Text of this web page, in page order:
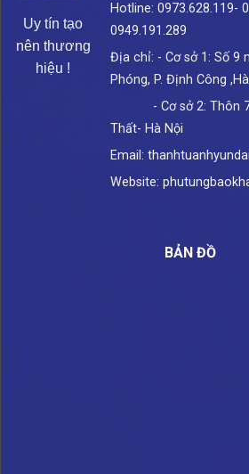
Uy tín tạo
nên thương
hiệu !
Hotline: 0973.628.119-
0949.191.289
Địa chỉ: - Cơ sở 1: Số 9
Phóng, P. Định Công
- Cơ sở 2: Thôn
Thất- Hà Nội
Email:
Website:
BẢN ĐỒ